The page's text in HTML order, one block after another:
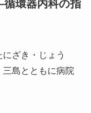
環器内科の指
ざき・じょう
三島とともに病院